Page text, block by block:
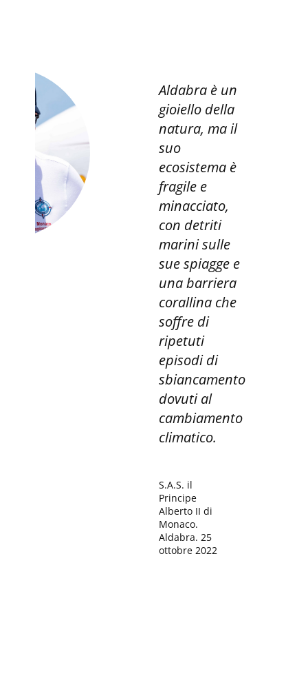
Aldabra è un
gioiello della
natura, ma il
suo
ecosistema è
fragile e
minacciato,
con detriti
marini sulle
sue spiagge e
una barriera
corallina che
soffre di
ripetuti
episodi di
sbiancamento
dovuti al
cambiamento
climatico.
S.A.S. il
Principe
Alberto II di
Monaco.
Aldabra. 25
ottobre 2022